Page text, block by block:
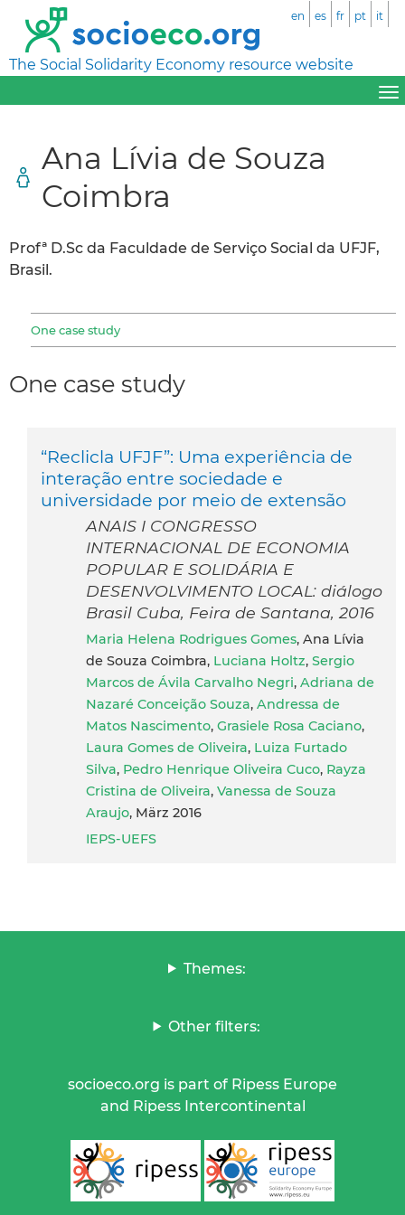
The Social Solidarity Economy resource website
en es fr pt it
Ana Lívia de Souza
Coimbra
Profª D.Sc da Faculdade de Serviço Social da UFJF,
Brasil.
One case study
One case study
“Reclicla UFJF”: Uma experiência de
interação entre sociedade e
universidade por meio de extensão
ANAIS I CONGRESSO
INTERNACIONAL DE ECONOMIA
POPULAR E SOLIDÁRIA E
DESENVOLVIMENTO LOCAL: diálogo
Brasil Cuba, Feira de Santana, 2016
Maria Helena Rodrigues Gomes, Ana Lívia
de Souza Coimbra, Luciana Holtz, Sergio
Marcos de Ávila Carvalho Negri, Adriana de
Nazaré Conceição Souza, Andressa de
Matos Nascimento, Grasiele Rosa Caciano,
Laura Gomes de Oliveira, Luiza Furtado
Silva, Pedro Henrique Oliveira Cuco, Rayza
Cristina de Oliveira, Vanessa de Souza
Araujo, März 2016
IEPS-UEFS
Themes:
Other filters:
socioeco.org is part of Ripess Europe
and Ripess Intercontinental